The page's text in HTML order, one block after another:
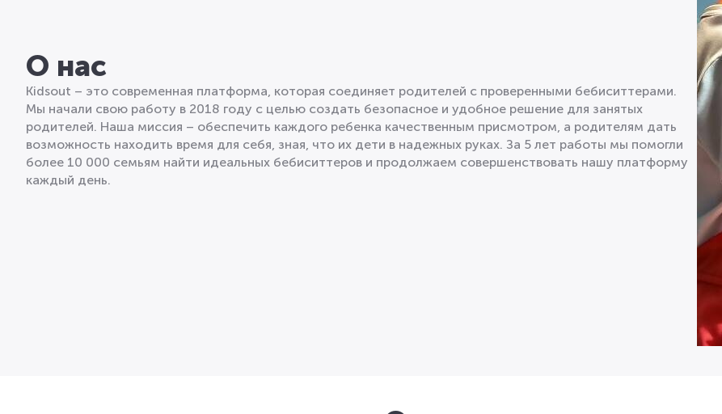
О нас
Kidsout – это современная платформа, которая соединяет родителей с проверенными бебиситтерами.
Мы начали свою работу в 2018 году с целью создать безопасное и удобное решение для занятых
родителей. Наша миссия – обеспечить каждого ребенка качественным присмотром, а родителям дать
возможность находить время для себя, зная, что их дети в надежных руках. За 5 лет работы мы помогли
более 10 000 семьям найти идеальных бебиситтеров и продолжаем совершенствовать нашу платформу
каждый день.